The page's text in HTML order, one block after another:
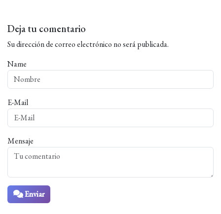
Deja tu comentario
Su dirección de correo electrónico no será publicada.
Name
E-Mail
Mensaje
Enviar